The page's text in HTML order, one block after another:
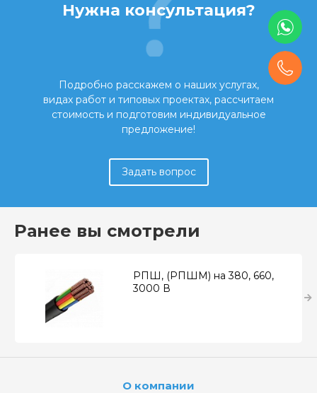
Нужна консультация?
Подробно расскажем о наших услугах,
видах работ и типовых проектах, рассчитаем
стоимость и подготовим индивидуальное
предложение!
Задать вопрос
Ранее вы смотрели
РПШ, (РПШМ) на 380, 660,
3000 В
О компании